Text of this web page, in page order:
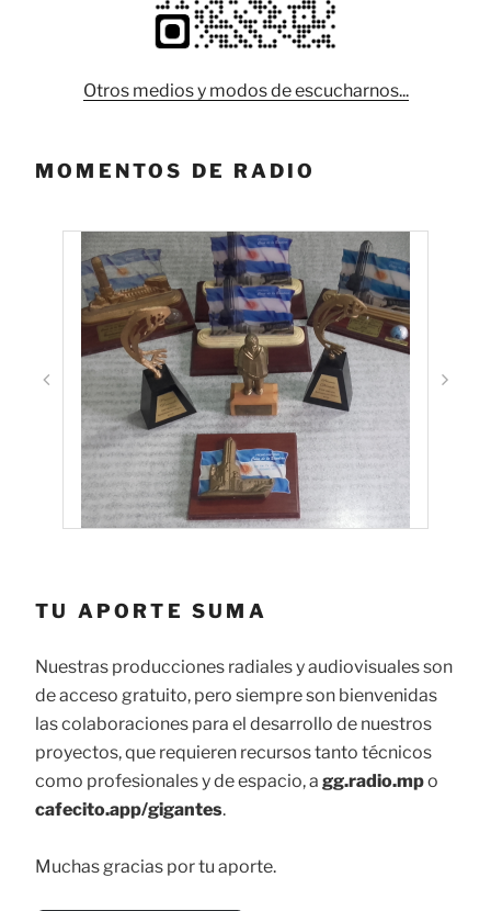
Otros medios y modos de escucharnos...
MOMENTOS DE RADIO
TU APORTE SUMA
Nuestras producciones radiales y audiovisuales son
de acceso gratuito, pero siempre son bienvenidas
las colaboraciones para el desarrollo de nuestros
proyectos, que requieren recursos tanto técnicos
como profesionales y de espacio, a gg.radio.mpo
cafecito.app/gigantes.
Muchas gracias por tu aporte.